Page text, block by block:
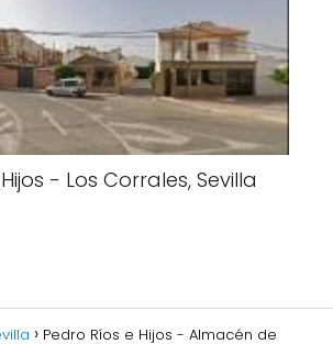
- Los Corrales, Sevilla
Pedro Ríos e Hijos - Almacén de